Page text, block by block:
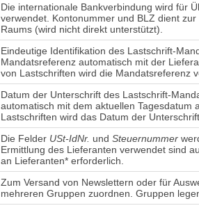
Die internationale Bankverbindung wird für
verwendet. Kontonummer und BLZ dient
Raums (wird nicht direkt unterstützt).
Eindeutige Identifikation des Lastschrift-
Mandatsreferenz automatisch mit der
von Lastschriften wird die Mandatsreferenz
Datum der Unterschrift des Lastschrift-
automatisch mit dem aktuellen Tagesdatum
Lastschriften wird das Datum der
Die Felder USt-IdNr. und Steuernummer
Ermittlung des Lieferanten verwendet sind
an Lieferanten* erforderlich.
Zum Versand von Newslettern oder für
mehreren Gruppen zuordnen. Gruppen